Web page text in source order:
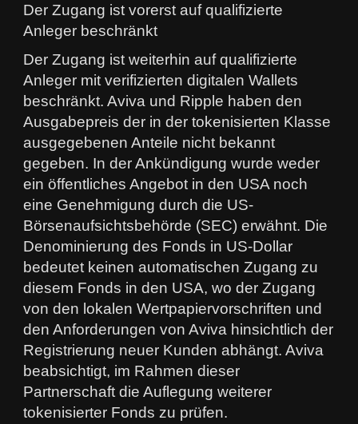
Der Zugang ist vorerst auf qualifizierte
Anleger beschränkt
Der Zugang ist weiterhin auf qualifizierte
Anleger mit verifizierten digitalen Wallets
beschränkt. Aviva und Ripple haben den
Ausgabepreis der in der tokenisierten Klasse
ausgegebenen Anteile nicht bekannt
gegeben. In der Ankündigung wurde weder
ein öffentliches Angebot in den USA noch
eine Genehmigung durch die US-
Börsenaufsichtsbehörde (SEC) erwähnt. Die
Denominierung des Fonds in US-Dollar
bedeutet keinen automatischen Zugang zu
diesem Fonds in den USA, wo der Zugang
von den lokalen Wertpapiervorschriften und
den Anforderungen von Aviva hinsichtlich der
Registrierung neuer Kunden abhängt. Aviva
beabsichtigt, im Rahmen dieser
Partnerschaft die Auflegung weiterer
tokenisierter Fonds zu prüfen.